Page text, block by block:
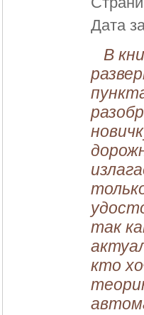
Дата
В
так
кто